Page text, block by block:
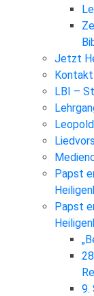
Jetzt
Kontakt
LBI –
Papst
Papst
9.